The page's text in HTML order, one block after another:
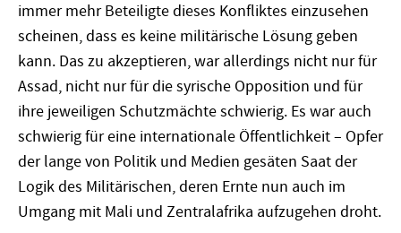
immer mehr Beteiligte dieses Konfliktes einzusehen
scheinen, dass es keine militärische Lösung geben
kann. Das zu akzeptieren, war allerdings nicht nur für
Assad, nicht nur für die syrische Opposition und für
ihre jeweiligen Schutzmächte schwierig. Es war auch
schwierig für eine internationale Öffentlichkeit – Opfer
der lange von Politik und Medien gesäten Saat der
Logik des Militärischen, deren Ernte nun auch im
Umgang mit Mali und Zentralafrika aufzugehen droht.